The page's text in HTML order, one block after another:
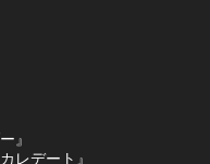
』
レデート』